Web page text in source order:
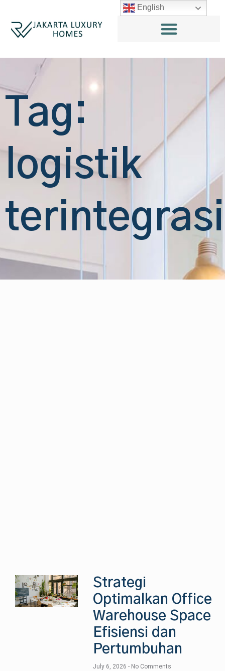
Tag:
logistik
terintegrasi
Strategi
Optimalkan Office
Warehouse Space
Efisiensi dan
Pertumbuhan
July 6, 2026 No Comments
English